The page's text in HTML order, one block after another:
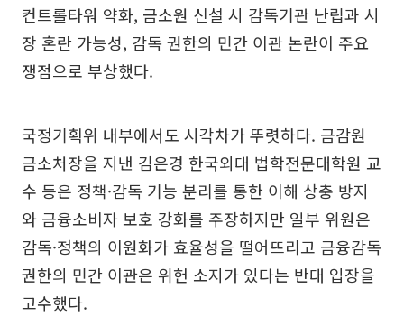
컨트롤타워 약화, 금소원 신설 시 감독기관 난립과 시
장 혼란 가능성, 감독 권한의 민간 이관 논란이 주요
쟁점으로 부상했다.
국정기획위 내부에서도 시각차가 뚜렷하다. 금감원
금소처장을 지낸 김은경 한국외대 법학전문대학원 교
수 등은 정책·감독 기능 분리를 통한 이해 상충 방지
와 금융소비자 보호 강화를 주장하지만 일부 위원은
감독·정책의 이원화가 효율성을 떨어뜨리고 금융감독
권한의 민간 이관은 위헌 소지가 있다는 반대 입장을
고수했다.